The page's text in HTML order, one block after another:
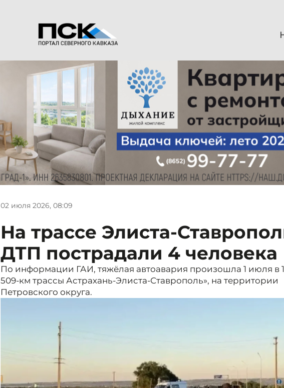
02 июля 2026, 08:09
На трассе Элиста-
ДТП пострадали 4 человека
По информации ГАИ, тяжёлая автоавария произошла 1 июля в
509-км трассы Астрахань-Элиста-Ставрополь», на территории
Петровского округа.